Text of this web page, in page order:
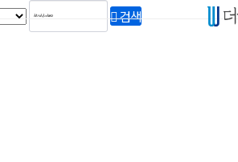
검색